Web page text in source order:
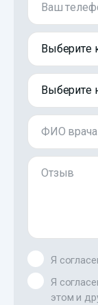
Ваш
Выберите
Выберите
ФИО врача
Отзыв
Я
Я
этом и